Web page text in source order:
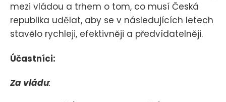
mezi vládou a trhem o tom, co musí Česká
republika udělat, aby se v následujících letech
stavělo rychleji, efektivněji a předvídatelněji.
Účastníci:
Za vládu: